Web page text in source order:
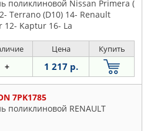
поликлиновой Nissan Primera (
Terrano (D10) 14- Renault
12- Kaptur 16- La
Цена Купить
+ 1 217 р.
7PK1785
поликлиновой RENAULT